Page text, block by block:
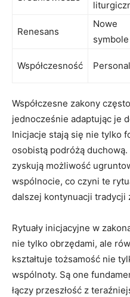
Renesans
Nowe
symbole
Współczesność
Współczesne zakony
jednocześnie adaptując je
Inicjacje stają się nie tylko‍
osobistą podróżą
‌zyskują możliwość
wspólnocie, co czyni te
dalszej kontynuacji tradycji
Rytuały inicjacyjne w
nie tylko obrzędami, ale
kształtuje tożsamość nie
wspólnoty. Są one
łączy przeszłość z